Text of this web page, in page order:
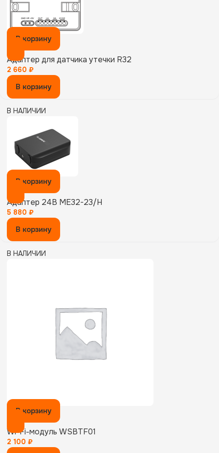
В корзину
Адаптер для датчика утечки R32
2 660 ₽
В корзину
В НАЛИЧИИ
В корзину
Адаптер 24В ME32-23/H
5 880 ₽
В корзину
В НАЛИЧИИ
В корзину
Wi-Fi-модуль WSBTF01
2 100 ₽